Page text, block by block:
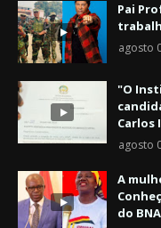
Pai
agosto
"O
Carlos
agosto
A
do BNA